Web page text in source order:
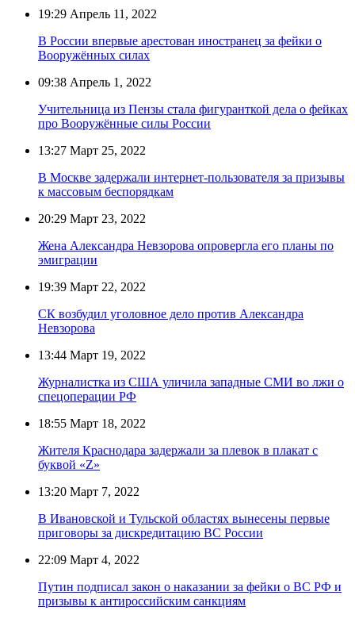
19:29 Апрель 11, 2022
В России впервые арестован иностранец за фейки о
Вооружённых силах
09:38 Апрель 1, 2022
Учительница из Пензы стала фигуранткой дела о фейках
про Вооружённые силы России
13:27 Март 25, 2022
В Москве задержали интернет-пользователя за призывы
к массовым беспорядкам
20:29 Март 23, 2022
Жена Александра Невзорова опровергла его планы по
эмиграции
19:39 Март 22, 2022
СК возбудил уголовное дело против Александра
Невзорова
13:44 Март 19, 2022
Журналистка из США уличила западные СМИ во лжи о
спецоперации РФ
18:55 Март 18, 2022
Жителя Краснодара задержали за плевок в плакат с
буквой «Z»
13:20 Март 7, 2022
В Ивановской и Тульской областях вынесены первые
приговоры за дискредитацию ВС России
22:09 Март 4, 2022
Путин подписал закон о наказании за фейки о ВС РФ и
призывы к антироссийским санкциям